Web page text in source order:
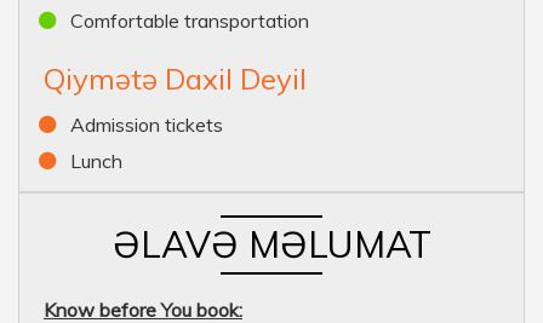
Comfortable transportation
Qiymətə Daxil Deyil
Admission tickets
Lunch
ƏLAVƏ MƏLUMAT
Know before You book: